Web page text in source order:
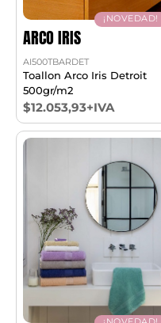
¡NOVEDAD!
ARCO IRIS
AI500TBARDET
Toallon Arco Iris Detroit
500gr/m2
$12.053,93+IVA